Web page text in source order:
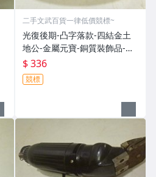
二手文武百貨一律低價競標~
光復後期-凸字落款-四結金土
地公-金屬元寶-銅質裝飾品-宗
教發財金??(郵寄免運費)罕見收
藏品
$ 336
競標